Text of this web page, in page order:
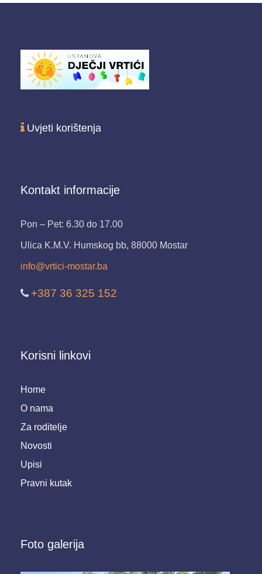
Uvjeti korištenja
Kontakt informacije
Pon – Pet: 6.30 do 17.00
Ulica K.M.V. Humskog bb, 88000 Mostar
info@vrtici-mostar.ba
+387 36 325 152
Korisni linkovi
Home
O nama
Za roditelje
Novosti
Upisi
Pravni kutak
Foto galerija